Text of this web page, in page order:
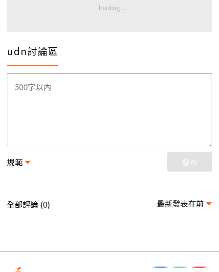
udn討論區
規範 發布
全部評論 (0) 最新發表在前